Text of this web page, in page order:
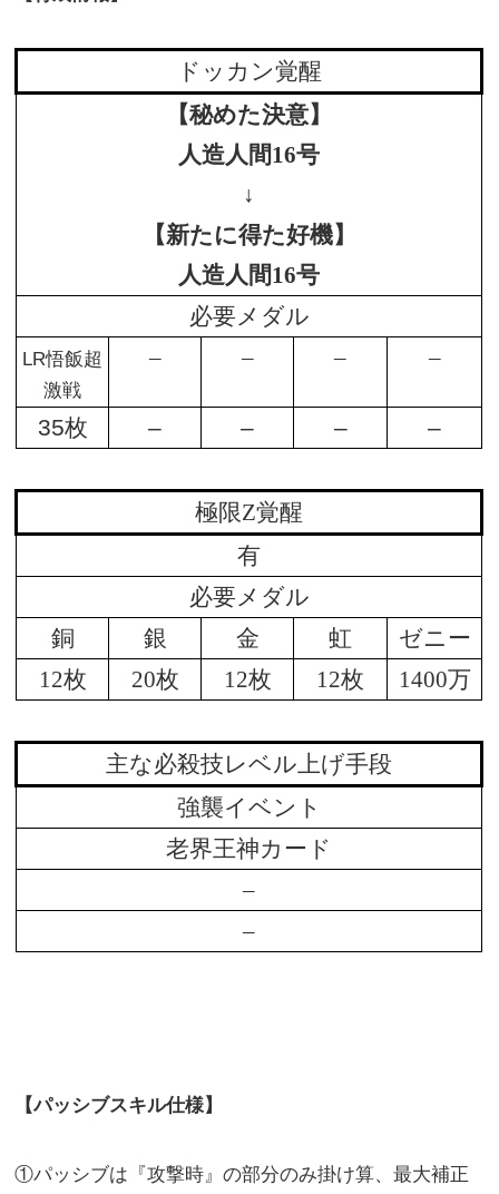
ドッカン覚醒
【秘めた決意】
人造人間16号
↓
【新たに得た好機】
人造人間16号
必要メダル
LR悟飯超
激戦
– – – –
35枚 – – – –
極限Z覚醒
有
必要メダル
銅
銀 金 虹
ゼニー
12枚
20枚 12枚 12枚 1400万
主な必殺技レベル上げ手段
強襲イベント
老界王神カード
–
–
【パッシブスキル仕様】
①パッシブは『攻撃時』の部分のみ掛け算、最大補正